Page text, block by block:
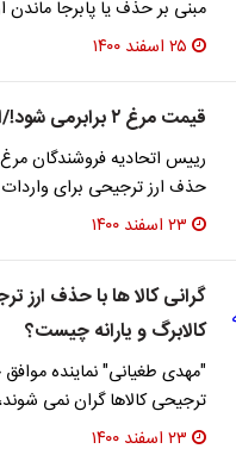
مبنی بر حذف یا پابرجا
۲۵ اسفند ۱۴۰۰
قیمت مرغ ۲ برابرمی شود!/احتمال خرید مرغ با بن کالا
حذف ارز ترجیحی برای
۲۳ اسفند ۱۴۰۰
گرانی کالا ها با حذف ارز
کالابرگ و یارانه چیست؟
ترجیحی کالاها گران نمی
۲۳ اسفند ۱۴۰۰